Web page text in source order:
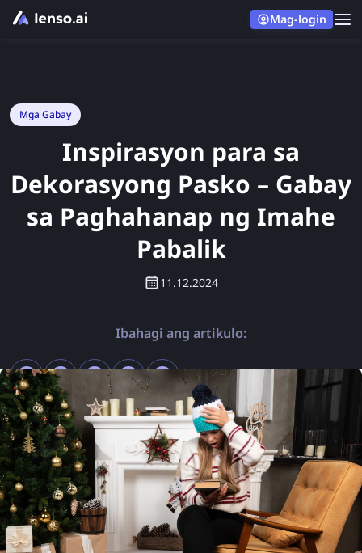
Mag-login
Mga Gabay
Inspirasyon para sa
Dekorasyong Pasko – Gabay
sa Paghahanap ng Imahe
Pabalik
11.12.2024
Ibahagi ang artikulo: